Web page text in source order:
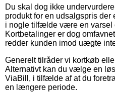
Du skal dog ikke
produkt for en udsalgspris der
i nogle tilfælde være en varsel
Kortbetalinger er dog
redder kunden imod uægte
Generelt tilråder vi kortkøb
Alternativt kan du vælge en
ViaBill, i tilfælde af at du
en længere periode.